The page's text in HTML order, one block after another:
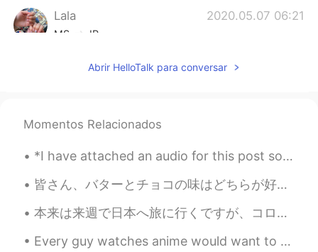
Lala 2020.05.07 06:21
MS JP
@Haruka It’s very entertaining to do
MS JP
@Nana 菜々ありがとうございます！🌸 そ
す。😍😍
Abrir HelloTalk para conversar
Momentos Relacionados
*I have attached an audio for this post so you could do some reading and listening practice!* Af...
皆さん、バターとチョコの味はどちらが好き？🤩 これは私の朝食の数日前の写真です。前にこの熊のクッキーはモーメントを投稿しました。でも、ポストの中にバターの味を買っただけです。それから、今回はバ...
本来は来週で日本へ旅に行くですが、コロナのせいでキャンセルしたので凄く残念です またこの目で色んな景色を見て、沢山の人に会って、色んな事を経験して、皆の文化に触れるのは楽しいです 何度でも行...
Every guy watches anime would want to be here at one point of their lives. And i am glad i did. T...